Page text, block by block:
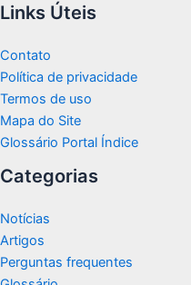
Links Úteis
Contato
Política de privacidade
Termos de uso
Mapa do Site
Glossário Portal Índice
Categorias
Notícias
Artigos
Perguntas frequentes